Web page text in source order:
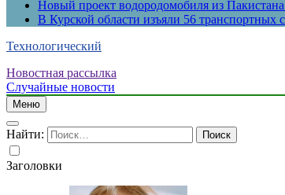
Новый проект водородомобиля из
В Курской области изъяли 56 транспортных
Технологический
Новостная рассылка
Случайные новости
Меню
Найти:
Заголовки